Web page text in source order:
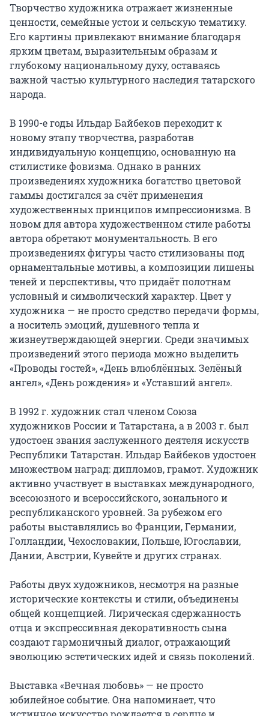
Творчество художника отражает жизненные
ценности, семейные устои и сельскую тематику.
Его картины привлекают внимание благодаря
ярким цветам, выразительным образам и
глубокому национальному духу, оставаясь
важной частью культурного наследия татарского
народа.
В 1990-е годы Ильдар Байбеков переходит к
новому этапу творчества, разработав
индивидуальную концепцию, основанную на
стилистике фовизма. Однако в ранних
произведениях художника богатство цветовой
гаммы достигался за счёт применения
художественных принципов импрессионизма. В
новом для автора художественном стиле работы
автора обретают монументальность. В его
произведениях фигуры часто стилизованы под
орнаментальные мотивы, а композиции лишены
теней и перспективы, что придаёт полотнам
условный и символический характер. Цвет у
художника — не просто средство передачи формы,
а носитель эмоций, душевного тепла и
жизнеутверждающей энергии. Среди значимых
произведений этого периода можно выделить
«Проводы гостей», «День влюблённых. Зелёный
ангел», «День рождения» и «Уставший ангел».
В 1992 г. художник стал членом Союза
художников России и Татарстана, а в 2003 г. был
удостоен звания заслуженного деятеля искусств
Республики Татарстан. Ильдар Байбеков удостоен
множеством наград: дипломов, грамот. Художник
активно участвует в выставках международного,
всесоюзного и всероссийского, зонального и
республиканского уровней. За рубежом его
работы выставлялись во Франции, Германии,
Голландии, Чехословакии, Польше, Югославии,
Дании, Австрии, Кувейте и других странах.
Работы двух художников, несмотря на разные
исторические контексты и стили, объединены
общей концепцией. Лирическая сдержанность
отца и экспрессивная декоративность сына
создают гармоничный диалог, отражающий
эволюцию эстетических идей и связь поколений.
Выставка «Вечная любовь» — не просто
юбилейное событие. Она напоминает, что